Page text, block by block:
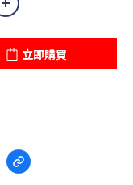
立即購買